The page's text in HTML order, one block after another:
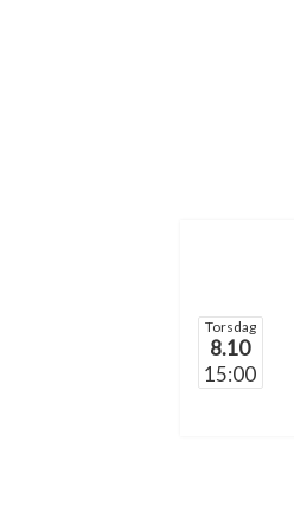
Torsdag
8.10
15:00